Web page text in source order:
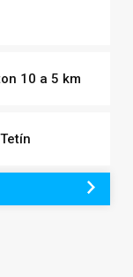
10 a 5 km